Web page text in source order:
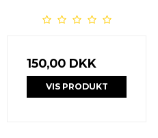
150,00 DKK
VIS PRODUKT